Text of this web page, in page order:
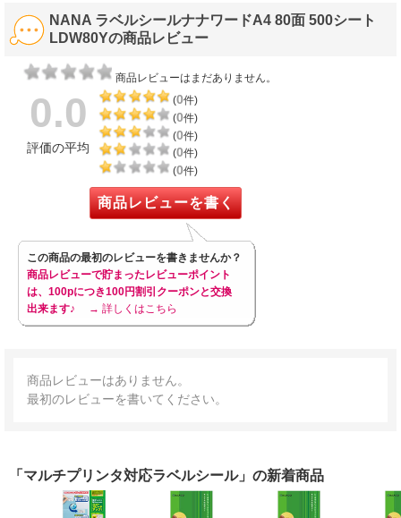
NANA ラベルシールナナワードA4 80面 500シート
LDW80Yの商品レビュー
商品レビューはまだありません。
0.0
評価の平均
(0件)
(0件)
(0件)
(0件)
(0件)
商品レビューを書く
この商品の最初のレビューを書きませんか？
商品レビューで貯まったレビューポイント
は、100pにつき100円割引クーポンと交換
出来ます♪
→ 詳しくはこちら
商品レビューはありません。
最初のレビューを書いてください。
「マルチプリンタ対応ラベルシール」の新着商品